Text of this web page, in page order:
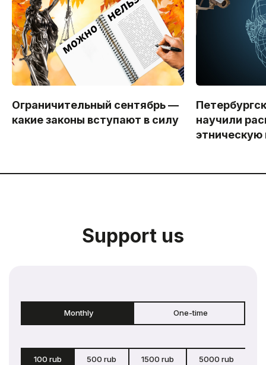
Ограничительный сентябрь —
какие законы вступают в силу
научили
Support us
Monthly One-time
100 rub 500 rub 1500 rub 5000 rub